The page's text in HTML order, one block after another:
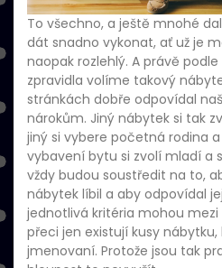
To všechno, a ještě mnohé
dát snadno vykonat, ať už je
naopak rozlehlý. A právě
zpravidla volíme takový
stránkách dobře odpovídal
nárokům. Jiný nábytek si tak
jiný si vybere početná rodina
vybavení bytu si zvolí mladí a
vždy budou soustředit na to,
nábytek líbil a aby odpovídal
jednotlivá kritéria mohou
přeci jen existují kusy
jmenovaní. Protože jsou tak